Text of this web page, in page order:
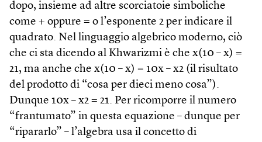
dopo, insieme ad altre scorciatoie simboliche
come + oppure = o l’esponente 2 per indicare il
quadrato. Nel linguaggio algebrico moderno, ciò
che ci sta dicendo al Khwarizmi è che x(10 – x) =
21, ma anche che x(10 – x) = 10x – x2 (il risultato
del prodotto di “cosa per dieci meno cosa”).
Dunque 10x – x2 = 21. Per ricomporre il numero
“frantumato” in questa equazione – dunque per
“ripararlo” – l’algebra usa il concetto di